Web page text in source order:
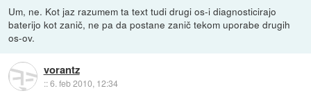
Um, ne. Kot jaz razumem ta text tudi drugi os-i diagnosticirajo
baterijo kot zanič, ne pa da postane zanič tekom uporabe drugih
os-ov.
vorantz
::6. feb 2010, 12:34